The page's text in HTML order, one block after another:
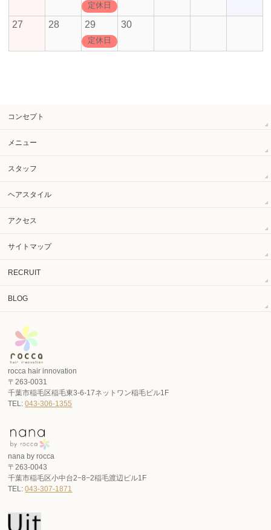
定休日
27 28 29
定休日
30
コンセプト
メニュー
スタッフ
ヘアスタイル
アクセス
サイトマップ
RECRUIT
BLOG
rocca hair innovation
〒263-0031
千葉市稲毛区稲毛東3-6-17ネットワン稲毛ビル1F
TEL:043-306-1355
nana by rocca
〒263-0043
千葉市稲毛区小中台2−8−2稲毛渡辺ビル1F
TEL:043-307-1871